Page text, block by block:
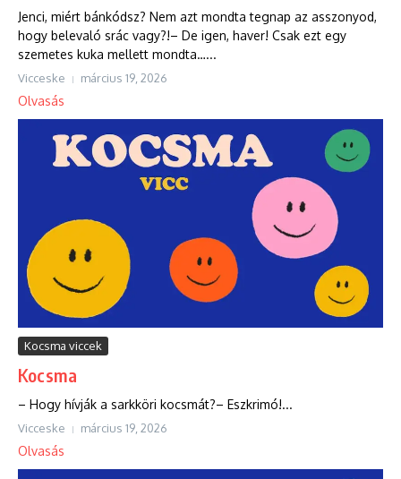
Jenci, miért bánkódsz? Nem azt mondta tegnap az asszonyod,
hogy belevaló srác vagy?!– De igen, haver! Csak ezt egy
szemetes kuka mellett mondta…...
Vicceske március 19, 2026
Olvasás
Kocsma viccek
Kocsma
– Hogy hívják a sarkköri kocsmát?– Eszkrimó!...
Vicceske március 19, 2026
Olvasás